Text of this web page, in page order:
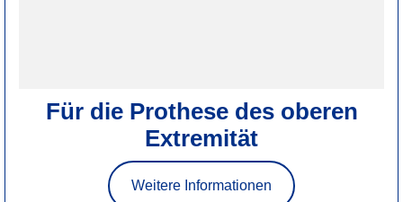
Für die Prothese des oberen
Extremität
Weitere Informationen